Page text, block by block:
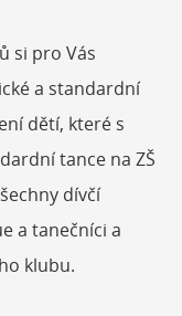
si pro Vás
a standardní
dětí, které s
tance na ZŠ
dívčí
a tanečníci a
klubu.